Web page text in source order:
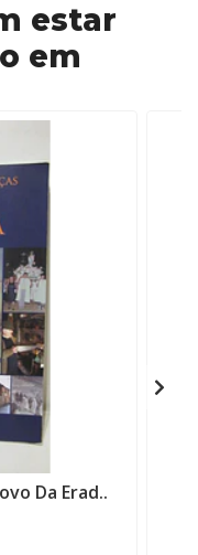
estar
em
Da Erad..